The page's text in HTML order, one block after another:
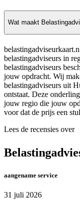
Wat maakt
belastingadviseurs in
belastingadviseurs
jouw opdracht. Wij
belastingadviseurs uit
ontstaat. Deze
jouw regio die jouw
voor dat de prijs een
Lees de recensies over
aangename service
31 juli 2026